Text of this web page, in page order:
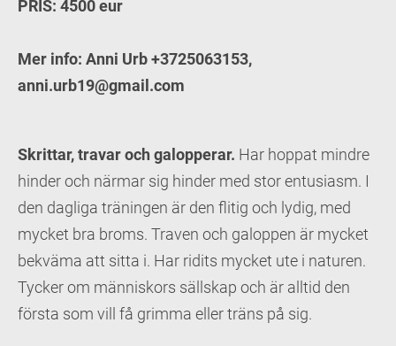
PRIS: 4500 eur
Mer info: Anni Urb +3725063153,
anni.urb19@gmail.com
Skrittar, travar och galopperar. Har hoppat mindre
hinder och närmar sig hinder med stor entusiasm. I
den dagliga träningen är den flitig och lydig, med
mycket bra broms. Traven och galoppen är mycket
bekväma att sitta i. Har ridits mycket ute i naturen.
Tycker om människors sällskap och är alltid den
första som vill få grimma eller träns på sig.